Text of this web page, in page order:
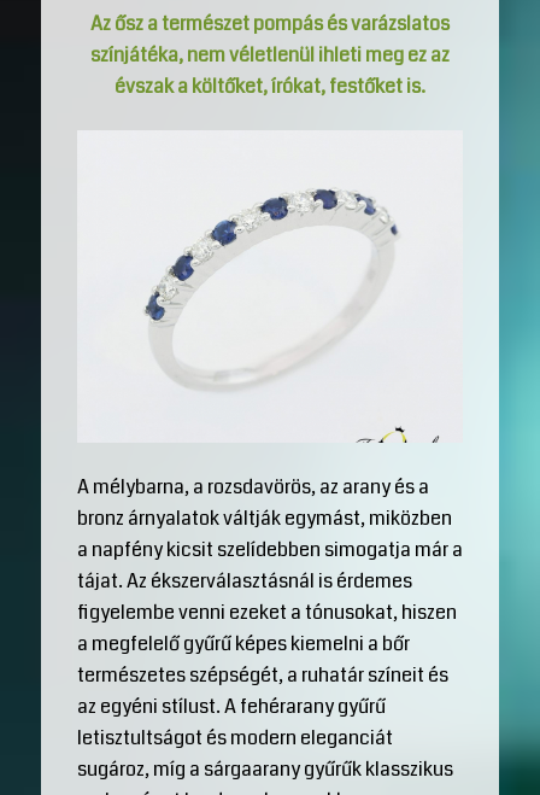
Az ősz a természet pompás és varázslatos
színjátéka, nem véletlenül ihleti meg ez az
évszak a költőket, írókat, festőket is.
A mélybarna, a rozsdavörös, az arany és a
bronz árnyalatok váltják egymást, miközben
a napfény kicsit szelídebben simogatja már a
tájat. Az ékszerválasztásnál is érdemes
figyelembe venni ezeket a tónusokat, hiszen
a megfelelő gyűrű képes kiemelni a bőr
természetes szépségét, a ruhatár színeit és
az egyéni stílust. A fehérarany gyűrű
letisztultságot és modern eleganciát
sugároz, míg a sárgaarany gyűrűk klasszikus